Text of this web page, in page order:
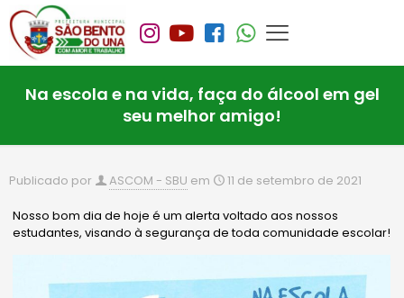
Na escola e na vida, faça do álcool em gel
seu melhor amigo!
Publicado por ASCOM - SBU em 11 de setembro de 2021
Nosso bom dia de hoje é um alerta voltado aos nossos
estudantes, visando à segurança de toda comunidade escolar!